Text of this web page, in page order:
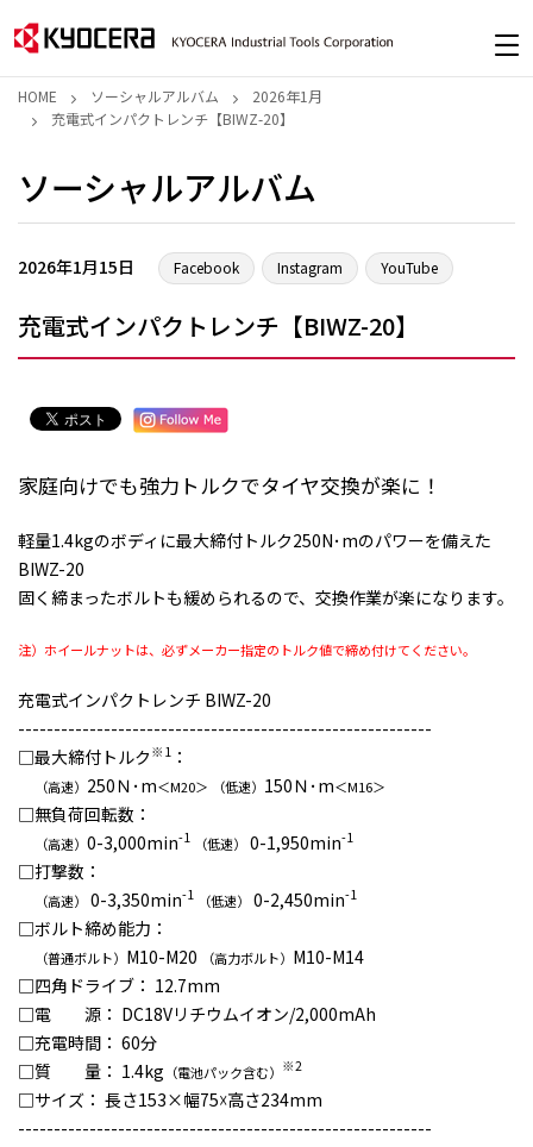
HOME ソーシャルアルバム
2026年1月
充電式インパクトレンチ【BIWZ-20】
ソーシャルアルバム
2026年1月15日 Facebook Instagram YouTube
充電式インパクトレンチ【BIWZ-20】
家庭向けでも強力トルクでタイヤ交換が楽に！
軽量1.4kgのボディに最大締付トルク250N･mのパワーを備えた
BIWZ-20
固く締まったボルトも緩められるので、交換作業が楽になります。
注）ホイールナットは、必ずメーカー指定のトルク値で締め付けてください。
充電式インパクトレンチ BIWZ-20
----------------------------------------------------------
□最大締付トルク ※1 ：
（高速） 250Ｎ･m＜M20＞ （低速） 150Ｎ･m＜M16＞
□無負荷回転数：
（高速） 0-3,000min-1 （低速） 0-1,950min-1
□打撃数：
（高速） 0-3,350min-1 （低速） 0-2,450min-1
□ボルト締め能力：
（普通ボルト） M10-M20 （高力ボルト） M10-M14
□四角ドライブ： 12.7mm
□電 源： DC18Vリチウムイオン/2,000mAh
□充電時間： 60分
□質 量： 1.4kg （電池パック含む） ※2
□サイズ： 長さ153×幅75☓高さ234mm
----------------------------------------------------------